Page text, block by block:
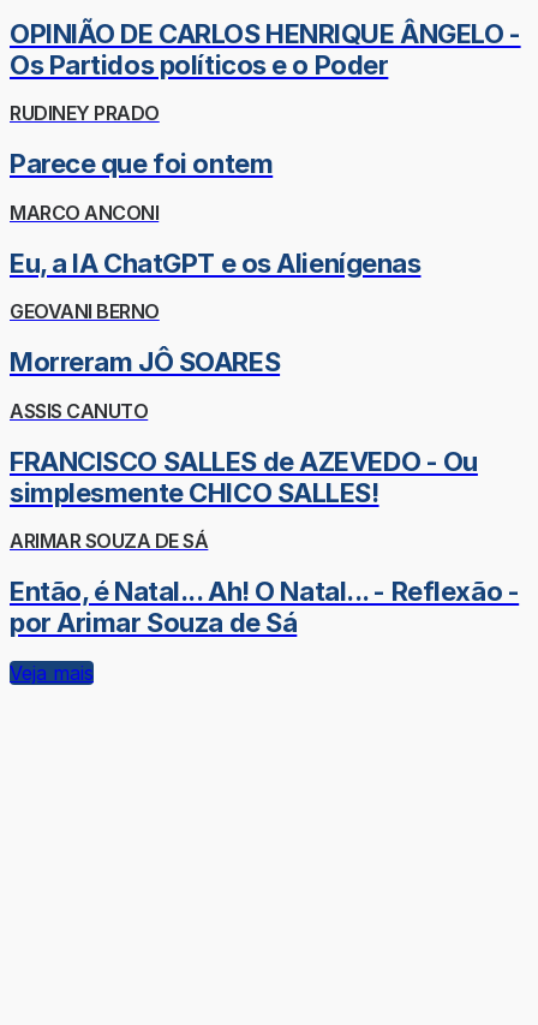
OPINIÃO DE CARLOS HENRIQUE ÂNGELO -
Os Partidos políticos e o Poder
RUDINEY PRADO
Parece que foi ontem
MARCO ANCONI
Eu, a IA ChatGPT e os Alienígenas
GEOVANI BERNO
Morreram JÔ SOARES
ASSIS CANUTO
FRANCISCO SALLES de AZEVEDO - Ou
simplesmente CHICO SALLES!
ARIMAR SOUZA DE SÁ
Então, é Natal... Ah! O Natal... - Reflexão -
por Arimar Souza de Sá
Veja mais